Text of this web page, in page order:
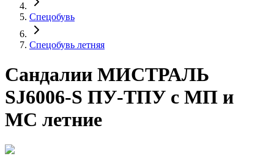
Спецобувь
Спецобувь летняя
Сандалии МИСТРАЛЬ
SJ6006-S ПУ-ТПУ с МП и
МС летние